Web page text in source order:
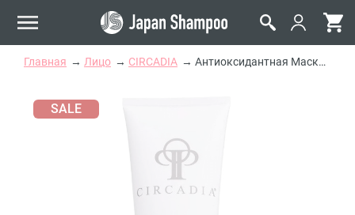
Главная Лицо CIRCADIA Антиоксидантная Маска для Лица с Автралийскими Ягодами CIRCADIA Australian Super-Berry Antioxidant Mask
SALE